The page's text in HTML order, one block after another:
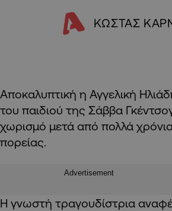
ΚΩΣΤΑΣ
Αποκαλυπτική η Αγγελική
του παιδιού της Σάββα
χωρισμό μετά από πολλά χρόνια
πορείας.
Advertisement
Η γνωστή τραγουδίστρια